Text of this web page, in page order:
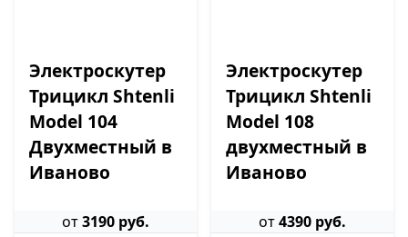
Электроскутер
Трицикл Shtenli
Model 104
Двухместный в
Иваново
от3190 руб.
Электроскутер
Трицикл Shtenli
Model 108
двухместный в
Иваново
от4390 руб.